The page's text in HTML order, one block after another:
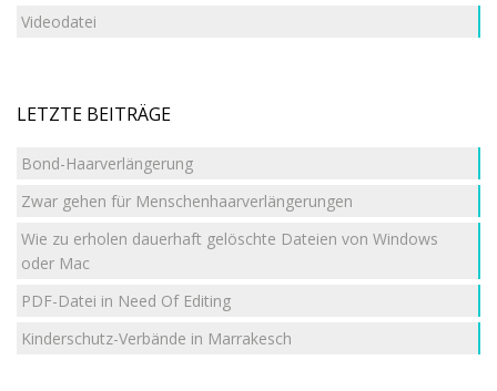
Videodatei
LETZTE BEITRÄGE
Bond-Haarverlängerung
Zwar gehen für Menschenhaarverlängerungen
Wie zu erholen dauerhaft gelöschte Dateien von Windows
oder Mac
PDF-Datei in Need Of Editing
Kinderschutz-Verbände in Marrakesch